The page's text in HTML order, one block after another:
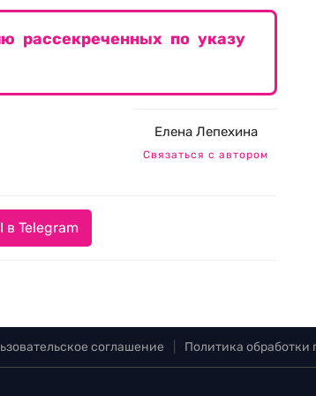
рассекреченных по указу
Елена Лепехина
Связаться с автором
в Telegram
соглашение Политика